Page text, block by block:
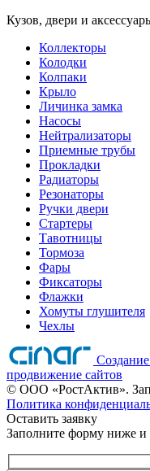
Кузов, двери и
Коллекторы
Колодки
Колпаки
Крыло
Личинка замка
Насосы
Нейтрализаторы
Приемные трубы
Прокладки
Радиаторы
Резонаторы
Ручки двери
Стартеры
Тавотницы
Тормоза
Фары
Фиксаторы
Флажки
Хомуты глушителя
Чехлы
продвижение сайтов
© ООО «РостАктив».
Политика
Оставить заявку
Заполните форму ниже